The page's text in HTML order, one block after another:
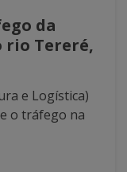
da
rio Tereré,
e Logística)
o tráfego na